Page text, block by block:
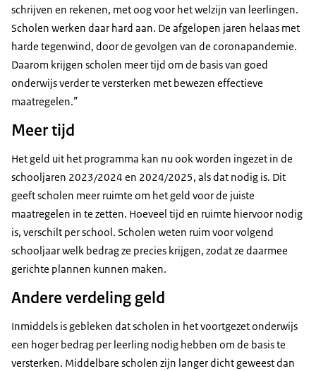
schrijven en rekenen, met oog voor het welzijn van leerlingen.
Scholen werken daar hard aan. De afgelopen jaren helaas met
harde tegenwind, door de gevolgen van de coronapandemie.
Daarom krijgen scholen meer tijd om de basis van goed
onderwijs verder te versterken met bewezen effectieve
maatregelen.”
Meer tijd
Het geld uit het programma kan nu ook worden ingezet in de
schooljaren 2023/2024 en 2024/2025, als dat nodig is. Dit
geeft scholen meer ruimte om het geld voor de juiste
maatregelen in te zetten. Hoeveel tijd en ruimte hiervoor nodig
is, verschilt per school. Scholen weten ruim voor volgend
schooljaar welk bedrag ze precies krijgen, zodat ze daarmee
gerichte plannen kunnen maken.
Andere verdeling geld
Inmiddels is gebleken dat scholen in het voortgezet onderwijs
een hoger bedrag per leerling nodig hebben om de basis te
versterken. Middelbare scholen zijn langer dicht geweest dan